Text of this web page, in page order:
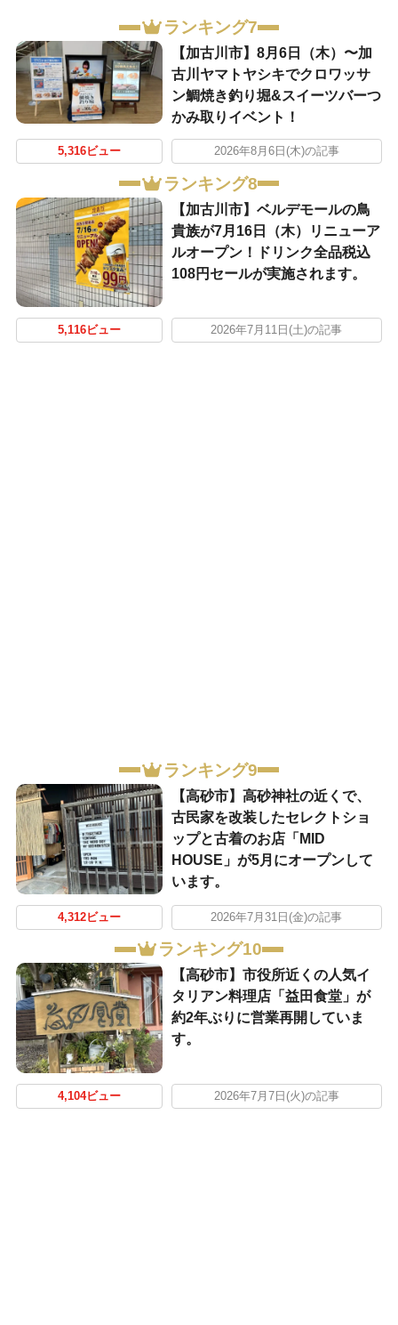
ランキング7
【加古川市】8月6日（木）〜加
古川ヤマトヤシキでクロワッサ
ン鯛焼き釣り堀&スイーツバーつ
かみ取りイベント！
5,316ビュー 2026年8月6日(木)の記事
ランキング8
【加古川市】ベルデモールの鳥
貴族が7月16日（木）リニューア
ルオープン！ドリンク全品税込
108円セールが実施されます。
5,116ビュー 2026年7月11日(土)の記事
ランキング9
【高砂市】高砂神社の近くで、
古民家を改装したセレクトショ
ップと古着のお店「MID
HOUSE」が5月にオープンして
います。
4,312ビュー 2026年7月31日(金)の記事
ランキング10
【高砂市】市役所近くの人気イ
タリアン料理店「益田食堂」が
約2年ぶりに営業再開していま
す。
4,104ビュー 2026年7月7日(火)の記事